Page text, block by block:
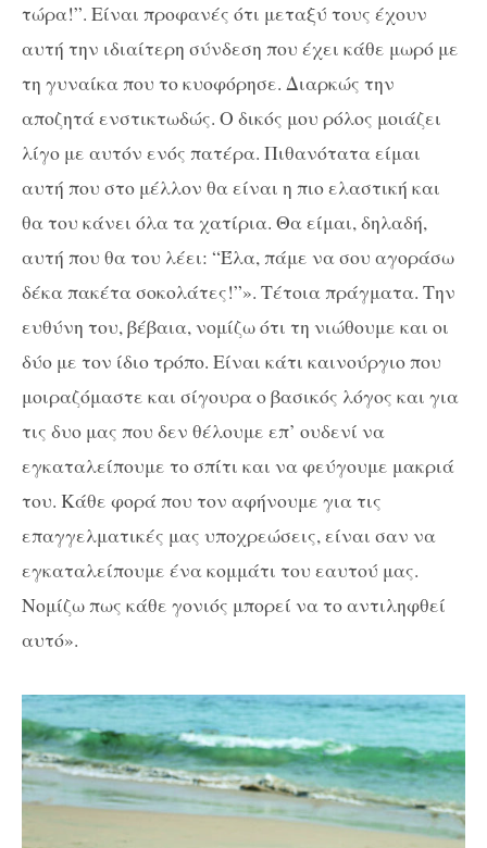
τώρα!”. Είναι προφανές ότι μεταξύ τους έχουν
αυτή την ιδιαίτερη σύνδεση που έχει κάθε μωρό με
τη γυναίκα που το κυοφόρησε. Διαρκώς την
αποζητά ενστικτωδώς. Ο δικός μου ρόλος μοιάζει
λίγο με αυτόν ενός πατέρα. Πιθανότατα είμαι
αυτή που στο μέλλον θα είναι η πιο ελαστική και
θα του κάνει όλα τα χατίρια. Θα είμαι, δηλαδή,
αυτή που θα του λέει: “Έλα, πάμε να σου αγοράσω
δέκα πακέτα σοκολάτες!”». Τέτοια πράγματα. Την
ευθύνη του, βέβαια, νομίζω ότι τη νιώθουμε και οι
δύο με τον ίδιο τρόπο. Είναι κάτι καινούργιο που
μοιραζόμαστε και σίγουρα ο βασικός λόγος και για
τις δυο μας που δεν θέλουμε επ’ ουδενί να
εγκαταλείπουμε το σπίτι και να φεύγουμε μακριά
του. Κάθε φορά που τον αφήνουμε για τις
επαγγελματικές μας υποχρεώσεις, είναι σαν να
εγκαταλείπουμε ένα κομμάτι του εαυτού μας.
Νομίζω πως κάθε γονιός μπορεί να το αντιληφθεί
αυτό».